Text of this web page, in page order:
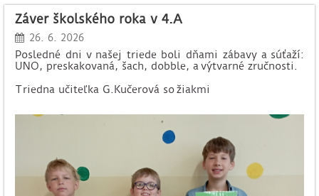
Záver školského roka v 4.A
26. 6. 2026
Posledné dni v našej triede boli dňami zábavy a súťaží:
UNO, preskakovaná, šach, dobble, a výtvarné zručnosti.
Triedna učiteľka G.Kučerová so žiakmi